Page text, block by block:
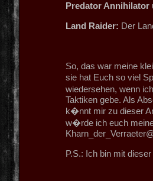
Predator Annihilator
Land Raider: Der
So, das war meine
sie hat Euch so viel
wiedersehen, wenn
Taktiken gebe. Als
k�nnt mir zu dieser
w�rde ich euch
P.S.: Ich bin mit